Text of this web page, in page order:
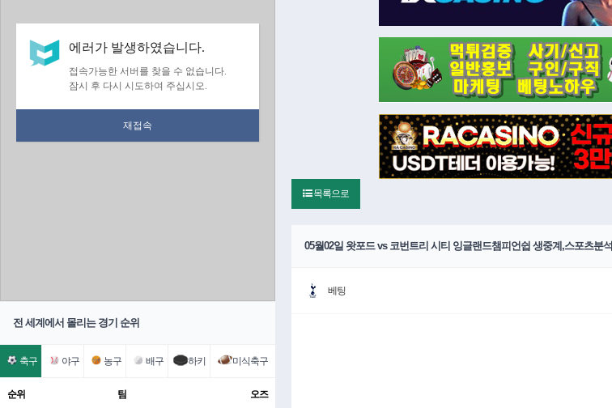
전 세계에서 몰리는 경기 순위
축구 야구 농구 배구 하키 미식축구
순위 팀 오즈
목록으로
05월02일 왓포드 vs 코번트리 시티 잉글랜드챔피언쉽 생중계,스포츠분석
베팅